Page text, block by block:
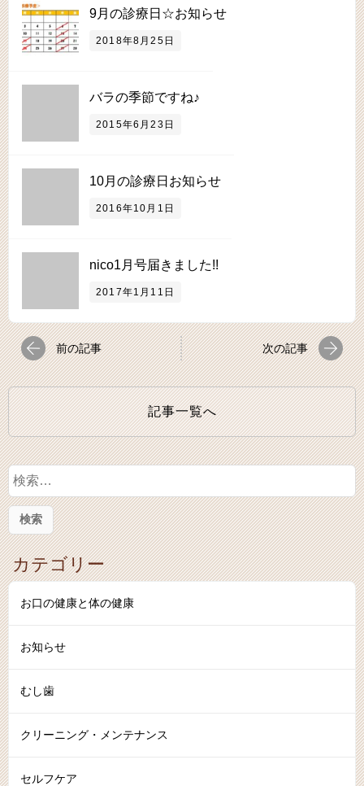
9月の診療日☆お知らせ
2018年8月25日
バラの季節ですね♪
2015年6月23日
10月の診療日お知らせ
2016年10月1日
nico1月号届きました!!
2017年1月11日
前の記事 次の記事
記事一覧へ
検
索
:
カテゴリー
お口の健康と体の健康
お知らせ
むし歯
クリーニング・メンテナンス
セルフケア